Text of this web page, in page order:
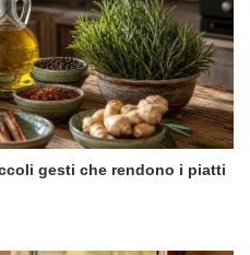
gesti che rendono i piatti